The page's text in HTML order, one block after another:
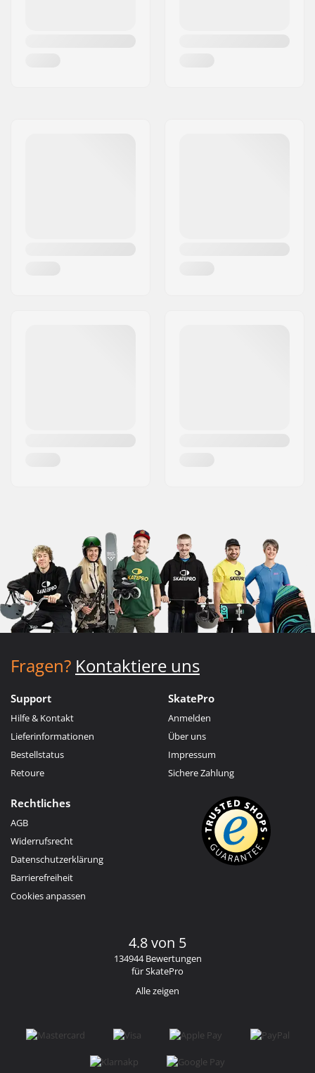
Fragen? Kontaktiere uns
Support
Hilfe & Kontakt
Lieferinformationen
Bestellstatus
Retoure
SkatePro
Anmelden
Über uns
Impressum
Sichere Zahlung
Rechtliches
AGB
Widerrufsrecht
Datenschutzerklärung
Barrierefreiheit
Cookies anpassen
4.8 von 5
134944 Bewertungen
für SkatePro
Alle zeigen